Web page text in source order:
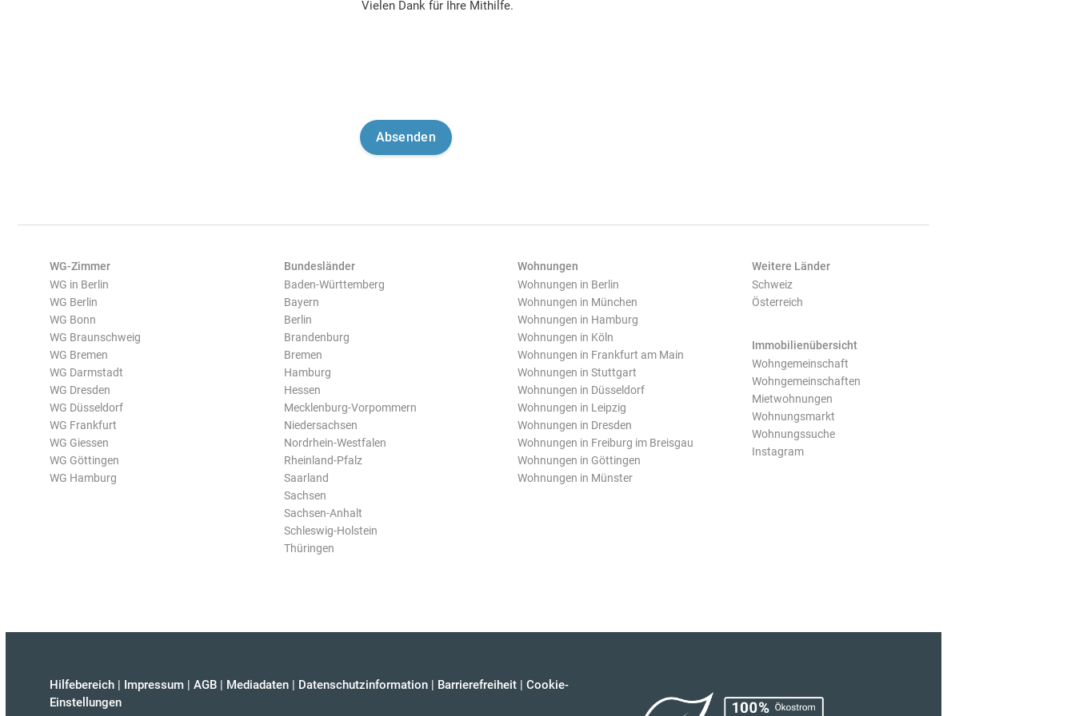
Vielen Dank für Ihre Mithilfe.
WG-Zimmer
WG in Berlin
WG Berlin
WG Bonn
WG Braunschweig
WG Bremen
WG Darmstadt
WG Dresden
WG Düsseldorf
WG Frankfurt
WG Giessen
WG Göttingen
WG Hamburg
Bundesländer
Baden-Württemberg
Bayern
Berlin
Brandenburg
Bremen
Hamburg
Hessen
Mecklenburg-Vorpommern
Niedersachsen
Nordrhein-Westfalen
Rheinland-Pfalz
Saarland
Sachsen
Sachsen-Anhalt
Schleswig-Holstein
Thüringen
Wohnungen
Wohnungen in Berlin
Wohnungen in München
Wohnungen in Hamburg
Wohnungen in Köln
Wohnungen in Frankfurt am Main
Wohnungen in Stuttgart
Wohnungen in Düsseldorf
Wohnungen in Leipzig
Wohnungen in Dresden
Wohnungen in Freiburg im Breisgau
Wohnungen in Göttingen
Wohnungen in Münster
Weitere Länder
Schweiz
Österreich
Immobilienübersicht
Wohngemeinschaft
Wohngemeinschaften
Mietwohnungen
Wohnungsmarkt
Wohnungssuche
Instagram
Hilfebereich | Impressum | AGB | Mediadaten | Datenschutzinformation | Barrierefreiheit | Cookie-
Einstellungen